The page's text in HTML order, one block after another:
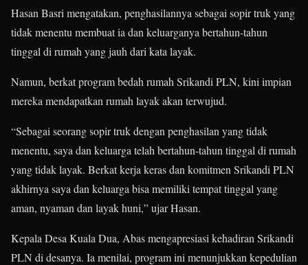
Hasan Basri mengatakan, penghasilannya sebagai sopir truk yang
tidak menentu membuat ia dan keluarganya bertahun-tahun
tinggal di rumah yang jauh dari kata layak.
Namun, berkat program bedah rumah Srikandi PLN, kini impian
mereka mendapatkan rumah layak akan terwujud.
“Sebagai seorang sopir truk dengan penghasilan yang tidak
menentu, saya dan keluarga telah bertahun-tahun tinggal di rumah
yang tidak layak. Berkat kerja keras dan komitmen Srikandi PLN
akhirnya saya dan keluarga bisa memiliki tempat tinggal yang
aman, nyaman dan layak huni,” ujar Hasan.
Kepala Desa Kuala Dua, Abas mengapresiasi kehadiran Srikandi
PLN di desanya. Ia menilai, program ini menunjukkan kepedulian